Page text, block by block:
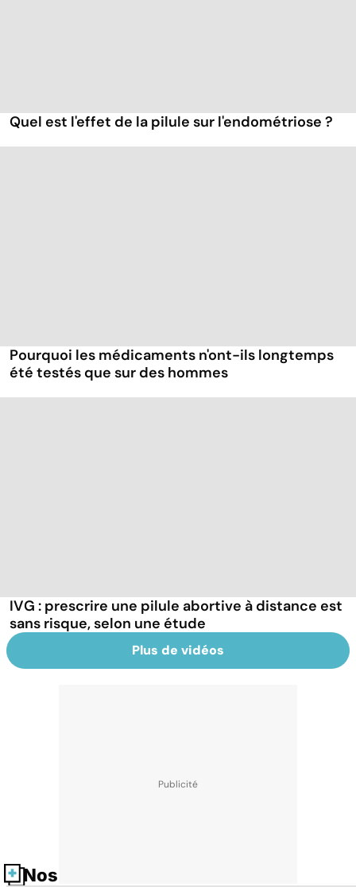
Quel est l'effet de la pilule sur l'endométriose ?
Pourquoi les médicaments n'ont-ils longtemps
été testés que sur des hommes
IVG : prescrire une pilule abortive à distance est
sans risque, selon une étude
Plus de vidéos
Nos fiches santé